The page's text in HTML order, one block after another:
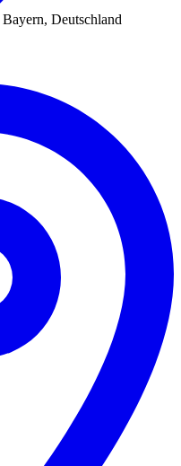
Bayern, Deutschland